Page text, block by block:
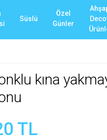
Süslü
Özel
Günler
kına
TL